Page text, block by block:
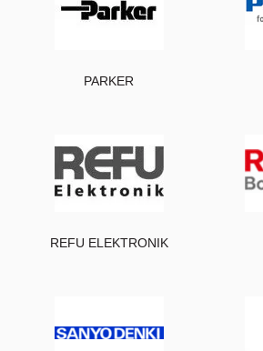
PARKER
REFU ELEKTRONIK